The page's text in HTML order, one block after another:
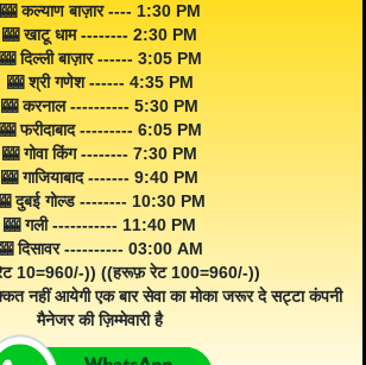
🎰 कल्याण बाज़ार ---- 1:30 PM
🎰 खाटू धाम -------- 2:30 PM
🎰 दिल्ली बाज़ार ------ 3:05 PM
🎰 श्री गणेश ------ 4:35 PM
🎰 करनाल ---------- 5:30 PM
🎰 फरीदाबाद --------- 6:05 PM
🎰 गोवा किंग -------- 7:30 PM
🎰 गाजियाबाद ------- 9:40 PM
दुबई गोल्ड -------- 10:30 PM
🎰 गली ----------- 11:40 PM
दिसावर ---------- 03:00 AM
10=960/-)) ((हरूफ़ रेट 100=960/-))
नहीं आयेगी एक बार सेवा का मोका जरूर दे सट्टा कंपनी
मैनेजर की ज़िम्मेवारी है